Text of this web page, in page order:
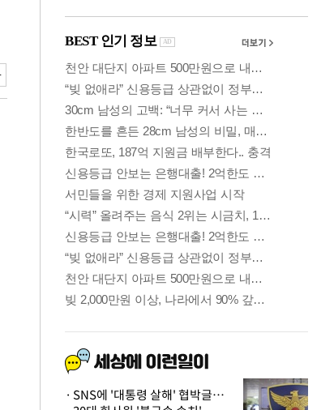
SNS에 '대통령 살해' 협박글…